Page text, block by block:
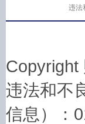
违法
Copyright
违法和不
信息）：